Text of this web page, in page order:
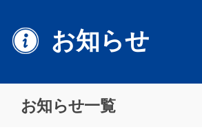
お知らせ
お知らせ一覧